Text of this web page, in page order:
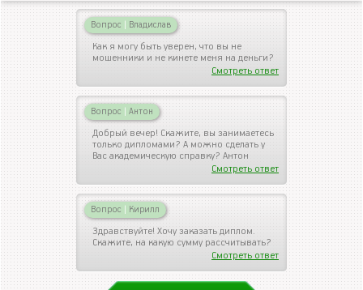
Вопрос | Владислав
Как я могу быть уверен, что вы не
мошенники и не кинете меня на деньги?
Смотреть ответ
Вопрос | Антон
Добрый вечер! Скажите, вы занимаетесь
только дипломами? А можно сделать у
Вас академическую справку? Антон
Смотреть ответ
Вопрос | Кирилл
Здравствуйте! Хочу заказать диплом.
Скажите, на какую сумму рассчитывать?
Смотреть ответ